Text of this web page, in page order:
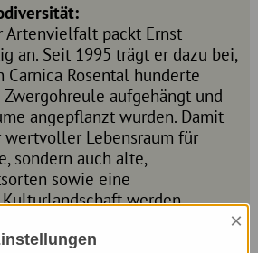
Artenvielfalt packt Ernst
an. Seit 1995 trägt er dazu bei,
Carnica Rosental hunderte
aufgehängt und
angepflanzt wurden. Damit
Lebensraum für
sondern auch alte,
sowie eine
werden
von 200
×